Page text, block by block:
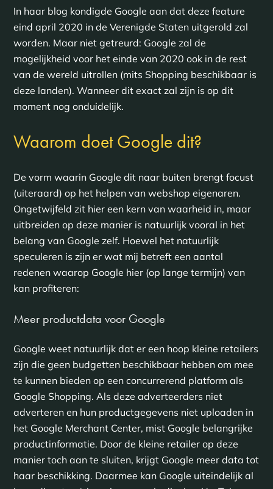
In haar blog kondigde Google aan dat deze feature
eind april 2020 in de Verenigde Staten uitgerold zal
worden. Maar niet getreurd: Google zal de
mogelijkheid voor het einde van 2020 ook in de rest
van de wereld uitrollen (mits Shopping beschikbaar is
deze landen). Wanneer dit exact zal zijn is op dit
moment nog onduidelijk.
Waarom doet Google dit?
De vorm waarin Google dit naar buiten brengt focust
(uiteraard) op het helpen van webshop eigenaren.
Ongetwijfeld zit hier een kern van waarheid in, maar
uitbreiden op deze manier is natuurlijk vooral in het
belang van Google zelf. Hoewel het natuurlijk
speculeren is zijn er wat mij betreft een aantal
redenen waarop Google hier (op lange termijn) van
kan profiteren:
Meer productdata voor Google
Google weet natuurlijk dat er een hoop kleine retailers
zijn die geen budgetten beschikbaar hebben om mee
te kunnen bieden op een concurrerend platform als
Google Shopping. Als deze adverteerders niet
adverteren en hun productgegevens niet uploaden in
het Google Merchant Center, mist Google belangrijke
productinformatie. Door de kleine retailer op deze
manier toch aan te sluiten, krijgt Google meer data tot
haar beschikking. Daarmee kan Google uiteindelijk al